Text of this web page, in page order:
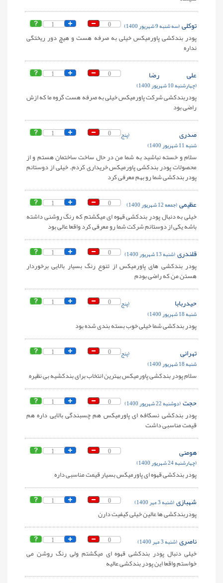
1 0 توکلی(سه شنبه 9 شهریور 1400)
پودر بندکشی پاورمیکس خیلی به صرفه هست و هیچ دور ریختگی
نداره
1 0 علی رضا
(چهارشنبه 10 شهریور 1400)
پودربندکشی شرکت پاورمیکس خیلی به صرفه هست گروه ما که ازش
راضی بود
1 0 صدری
(پنج
شنبه 11 شهریور 1400)
سلام و خسته نباشید به شما من در حال ساخت ساختمان هستم و از
محصولات پودر بندکشی پاورمیکس خریداری کردم. خیلی از دوستانم
پودر بندکشی شما رو بهم معرفی کرد
1 0 عظیمی(جمعه 12 شهریور 1400)
خیلی به دنبال پودر بندکشی قهوه ای میگشتم که رنگ روشنی داشته
باشه یکی از دوستانم شرکت شما رو معرفی کرد واقعا عالی بود
1 0 قلندری(شنبه 13 شهریور 1400)
پودر بندکشی های پاورمیکس از تنوع رنگ بسیار بالایی برخوردار
هستن من که راضی بودم
1 0 حیدربابا
(پنج
شنبه 18 شهریور 1400)
پودر بندکشی شما خیلی خوب بسته بندی شده بود
1 0 تهرانی
(پنج
شنبه 18 شهریور 1400)
سلام پودر بندکشی پاورمیکس بهترین انتخاب برای بندکشیه بی نظیره
1 0 حجت(دوشنبه 22 شهریور 1400)
پودر بندکشی نسکافه ای پاورمیکس هم چسبندگی بالایی داره هم
قیمت مناسبی داشت
1 0 هومنی
(چهارشنبه 24 شهریور 1400)
پودر بندکشی قهوه ای پاورمیکس بسیار قیمت مناسبی داره
1 0 شهبازی(شنبه 3 مهر 1400)
پودربندکشی ها عالین خیلی کیفیت دارن
1 0 ناصری(شنبه 3 مهر 1400)
خیلی دنبال پودر بندکشی قهوه ای میگشتم ولی رنگ روشن می
خواستم واقعا این پودر بندکشی عالیه